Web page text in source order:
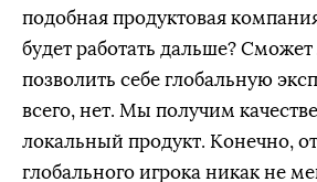
подобная продуктовая
будет работать дальше?
позволить себе глобальную
всего, нет. Мы получим
локальный продукт. Конечно,
глобального игрока никак не